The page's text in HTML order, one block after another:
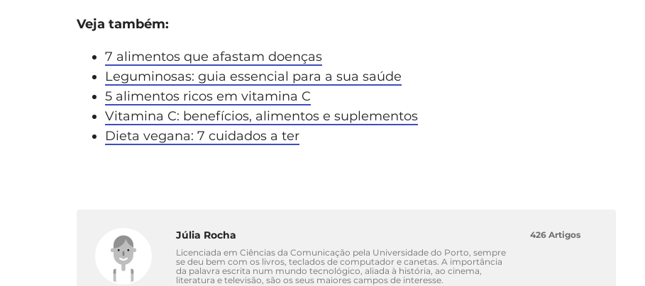
Veja também:
7 alimentos que afastam doenças
Leguminosas: guia essencial para a sua saúde
5 alimentos ricos em vitamina C
Vitamina C: benefícios, alimentos e suplementos
Dieta vegana: 7 cuidados a ter
Júlia Rocha
Licenciada em Ciências da Comunicação pela Universidade do Porto, sempre
se deu bem com os livros, teclados de computador e canetas. A importância
da palavra escrita num mundo tecnológico, aliada à história, ao cinema,
literatura e televisão, são os seus maiores campos de interesse.
426 Artigos